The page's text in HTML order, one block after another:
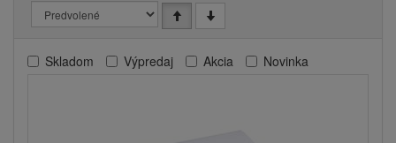
Skladom Výpredaj Akcia Novinka